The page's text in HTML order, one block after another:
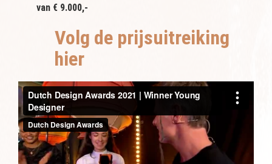
van € 9.000,-
Volg de prijsuitreiking
hier